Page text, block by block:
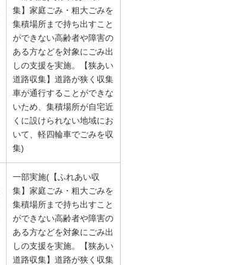
集】家庭ごみ・粗大ごみを
集積場所まで持ち出すこと
ができない高齢者や障害の
ある方などを対象にごみ出
しの支援を実施。【狭あい
道路収集】道路が狭く収集
車が通行することができな
いため、集積場所が自宅近
くに設けられない地域にお
いて、軽四輪車でごみを収
集)
一部実施(【ふれあい収
集】家庭ごみ・粗大ごみを
集積場所まで持ち出すこと
ができない高齢者や障害の
ある方などを対象にごみ出
しの支援を実施。【狭あい
道路収集】道路が狭く収集